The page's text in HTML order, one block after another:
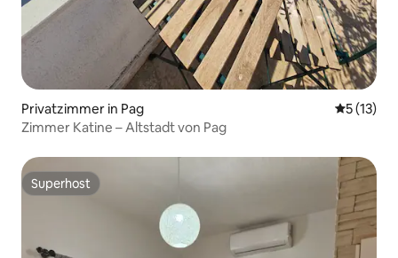
Privatzimmer in Pag
5 (13)
Zimmer Katine – Altstadt von Pag
Superhost
Superhost